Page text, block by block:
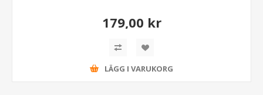
179,00 kr
LÄGG I VARUKORG